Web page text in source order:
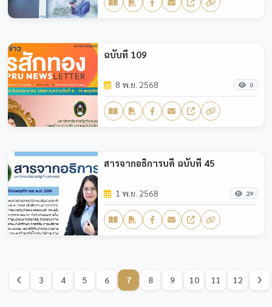
ฉบับที่ 109
8 พ.ย. 2568 0
สารจากอธิการบดี ฉบับที่ 45
1 พ.ย. 2568 29
3 4 5 6 7 8 9 10 11 12